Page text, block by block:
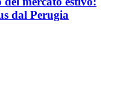
dal Perugia